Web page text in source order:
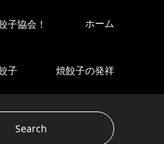
子協会！ ホーム
子 焼餃子の発祥